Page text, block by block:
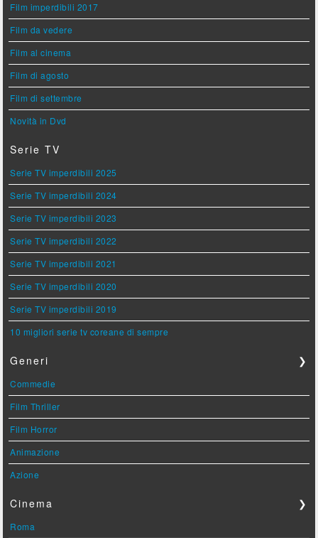
Film imperdibili 2017
Film da vedere
Film al cinema
Film di agosto
Film di settembre
Novità in Dvd
Serie TV
Serie TV imperdibili 2025
Serie TV imperdibili 2024
Serie TV imperdibili 2023
Serie TV imperdibili 2022
Serie TV imperdibili 2021
Serie TV imperdibili 2020
Serie TV imperdibili 2019
10 migliori serie tv coreane di sempre
Generi ❯
Commedie
Film Thriller
Film Horror
Animazione
Azione
Cinema ❯
Roma